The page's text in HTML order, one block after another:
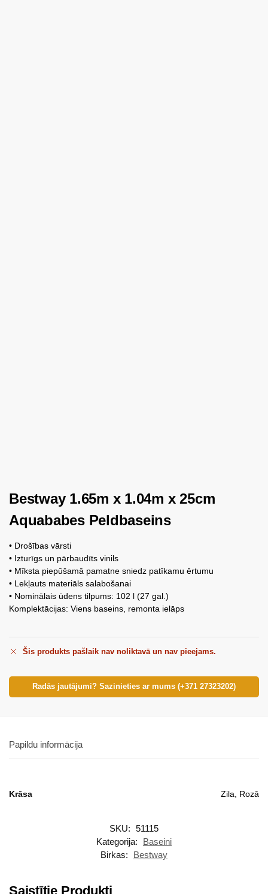
Bestway 1.65m x 1.04m x 25cm
Aquababes Peldbaseins
• Drošības vārsti
• Izturīgs un pārbaudīts vinils
• Mīksta piepūšamā pamatne sniedz patīkamu ērtumu
• Lekļauts materiāls salabošanai
• Nominālais ūdens tilpums: 102 l (27 gal.)
Komplektācijas: Viens baseins, remonta ielāps
Šis produkts pašlaik nav noliktavā un nav pieejams.
Radās jautājumi? Sazinieties ar mums (+371 27323202)
Papildu informācija
Krāsa Zila, Rozā
SKU: 51115
Kategorija:
Baseini
Birkas:
Bestway
Saistītie Produkti